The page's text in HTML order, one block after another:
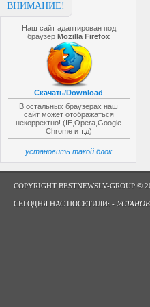
ВНИМАНИЕ!
Наш сайт адаптирован под
браузерMozilla Firefox
Скачать/Download
В остальных браузерах наш
сайт может отображаться
некорректно! (IE,Opera,Google
Chrome и т.д)
установить такой блок
COPYRIGHT BESTNEWSLV-GROUP ©
СЕГОДНЯ НАС ПОСЕТИЛИ: -